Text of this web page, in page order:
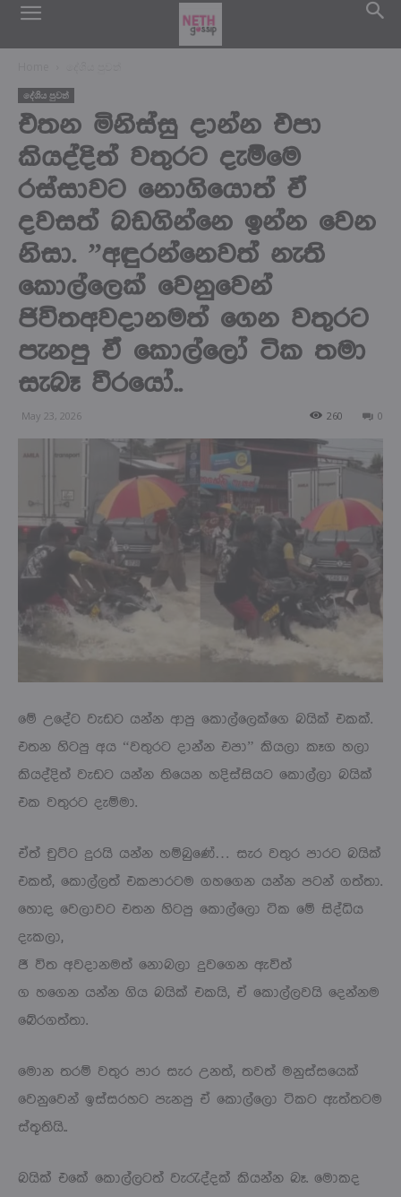
දේශිය පුවත්
එතන මිනිස්සු දාන්න එපා
කියද්දිත් වතුරට දැම්මෙ
රස්සාවට නොගියොත් ඒ
දවසත් බඩගින්නෙ ඉන්න වෙන
නිසා. ”අඳුරන්නෙවත් නැති
කොල්ලෙක් වෙනුවෙන්
ජිවිතඅවදානමත් ගෙන වතුරට
පැනපු ඒ කොල්ලෝ ටික තමා
සැබෑ වීරයෝ..
May 23, 2026 0
260
මේ උදේට වැඩට යන්න ආපු කොල්ලෙක්ගෙ බයික් එකක්.
එතන හිටපු අය “වතුරට දාන්න එපා” කියලා කෑග හලා
කියද්දිත් වැඩට යන්න තියෙන හදිස්සියට කොල්ලා බයික්
එක වතුරට දැම්මා.
ඒත් චුට්ට දුරයි යන්න හම්බුණේ… සැර වතුර පාරට බයික්
එකත්, කොල්ලත් එකපාරටම ගහගෙන යන්න පටන් ගත්තා.
හොඳ වෙලාවට එතන හිටපු කොල්ලො ටික මේ සිද්ධිය
දැකලා,
ජී විත අවදානමත් නොබලා දුවගෙන ඇවිත්
ග හගෙන යන්න ගිය බයික් එකයි, ඒ කොල්ලවයි දෙන්නම
බේරගත්තා.
මොන තරම් වතුර පාර සැර උනත්, තවත් මනුස්සයෙක්
වෙනුවෙන් ඉස්සරහට පැනපු ඒ කොල්ලො ටිකට ඇත්තටම
ස්තූතියි..
බයික් එකේ කොල්ලටත් වැරැද්දක් කියන්න බෑ. මොකද